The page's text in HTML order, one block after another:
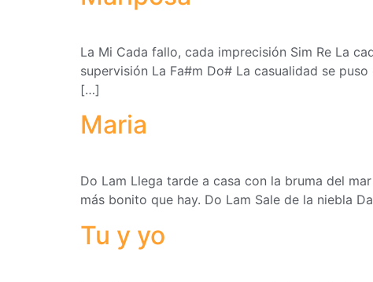
La Mi Cada fallo, cada imprecisión Sim Re La
supervisión La Fa#m Do# La casualidad se
[…]
Maria
Do Lam Llega tarde a casa con la bruma del
más bonito que hay. Do Lam Sale de la niebla
Tu y yo